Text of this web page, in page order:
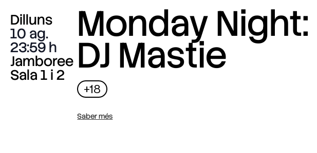
Dilluns
10 ag.
23:59
Jamboree
Sala 1 i 2
Monday Night:
DJ Mastie
+18
Saber més